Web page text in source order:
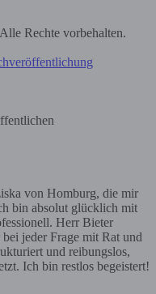
Rechte vorbehalten.
von Homburg, die mir
bin absolut glücklich mit
Herr Bieter
jeder Frage mit Rat und
und reibungslos,
Ich bin restlos begeistert!